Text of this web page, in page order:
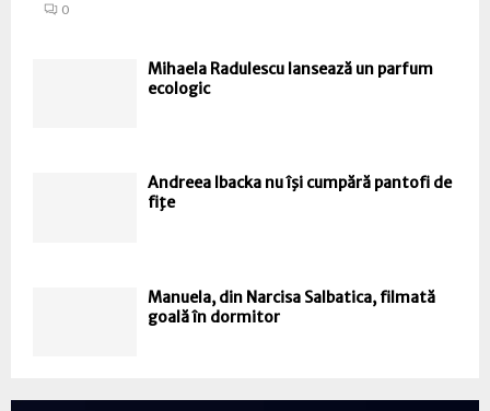
0
Mihaela Radulescu lansează un parfum
ecologic
Andreea Ibacka nu îşi cumpără pantofi de
fiţe
Manuela, din Narcisa Salbatica, filmată
goală în dormitor